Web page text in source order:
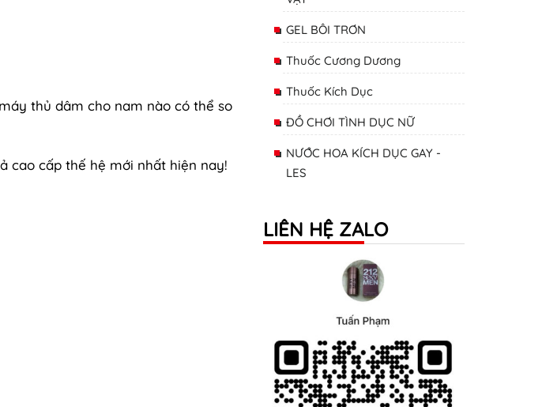
thủ dâm cho nam nào có thể so
cao cấp thế hệ mới nhất hiện nay!
GEL BÔI TRƠN
Thuốc Cương Dương
Thuốc Kích Dục
ĐỒ CHƠI TÌNH DỤC NỮ
NƯỚC HOA KÍCH DỤC GAY -
LES
LIÊN HỆ ZALO